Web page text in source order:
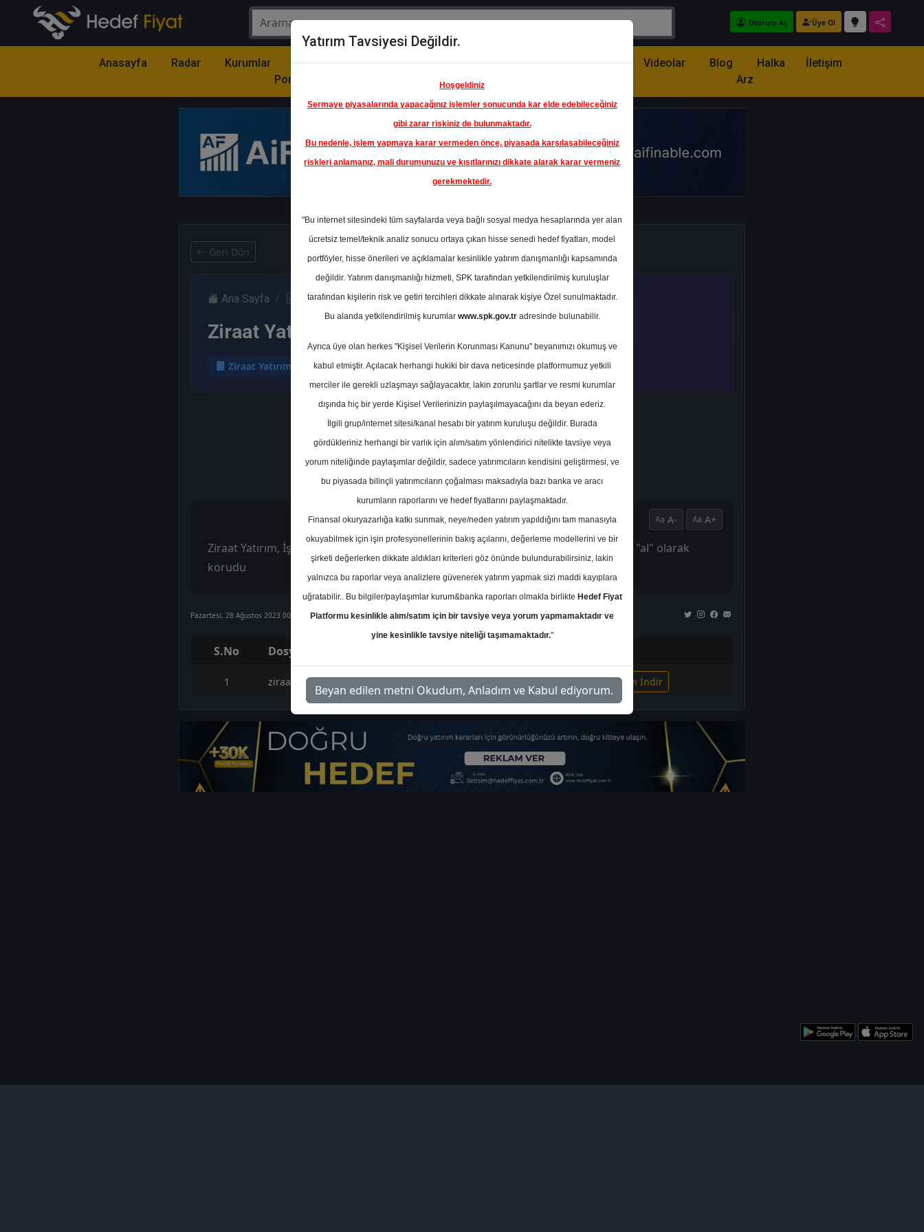
Oturum Aç Üye Ol
Anasayfa Radar Kurumlar
Model
Portföy
Hisse
Öne
Çıkanlar
Raporlar Partnerlerimiz Videolar Blog
Halka
Arz
İletişim
Geri Dön
Ana Sayfa Raporlar Ziraat Yatırım Rapor Detay
Ziraat Yatırım - İSGYO Raporu
Ziraat Yatırım 28 Ağustos 2023
A- A+
Ziraat Yatırım, İş GYO için hedef fiyatını 14,96 TL'den 23,8 TL'ye yükseltti, tavsiyesini "al" olarak
korudu
Pazartesi, 28 Ağustos 2023 00:00
S.No Dosya Adı
1 ziraat-isgyo-hedef-fiyat İlgili Dosyayı İndir
Yatırım Tavsiyesi Değildir.
Hoşgeldiniz
Sermaye piyasalarında yapacağınız işlemler sonucunda kar elde edebileceğiniz
gibi zarar riskiniz de bulunmaktadır.
Bu nedenle, işlem yapmaya karar vermeden önce, piyasada karşılaşabileceğiniz
riskleri anlamanız, mali durumunuzu ve kısıtlarınızı dikkate alarak karar vermeniz
gerekmektedir.
"Bu internet sitesindeki tüm sayfalarda veya bağlı sosyal medya hesaplarında yer alan
ücretsiz temel/teknik analiz sonucu ortaya çıkan hisse senedi hedef fiyatları, model
portföyler, hisse önerileri ve açıklamalar kesinlikle yatırım danışmanlığı kapsamında
değildir. Yatırım danışmanlığı hizmeti, SPK tarafından yetkilendirilmiş kuruluşlar
tarafından kişilerin risk ve getiri tercihleri dikkate alınarak kişiye Özel sunulmaktadır.
Bu alanda yetkilendirilmiş kurumlar www.spk.gov.tradresinde bulunabilir.
Ayrıca üye olan herkes "Kişisel Verilerin Korunması Kanunu" beyanımızı okumuş ve
kabul etmiştir. Açılacak herhangi hukiki bir dava neticesinde platformumuz yetkili
merciler ile gerekli uzlaşmayı sağlayacaktır, lakin zorunlu şartlar ve resmi kurumlar
dışında hiç bir yerde Kişisel Verilerinizin paylaşılmayacağını da beyan ederiz.
İlgili grup/internet sitesi/kanal hesabı bir yatırım kuruluşu değildir. Burada
gördükleriniz herhangi bir varlık için alım/satım yönlendirici nitelikte tavsiye veya
yorum niteliğinde paylaşımlar değildir, sadece yatırımcıların kendisini geliştirmesi, ve
bu piyasada bilinçli yatırımcıların çoğalması maksadıyla bazı banka ve aracı
kurumların raporlarını ve hedef fiyatlarını paylaşmaktadır.
Finansal okuryazarlığa katkı sunmak, neye/neden yatırım yapıldığını tam manasıyla
okuyabilmek için işin profesyonellerinin bakış açılarını, değerleme modellerini ve bir
şirketi değerlerken dikkate aldıkları kriterleri göz önünde bulundurabilirsiniz, lakin
yalnızca bu raporlar veya analizlere güvenerek yatırım yapmak sizi maddi kayıplara
uğratabilir.. Bu bilgiler/paylaşımlar kurum&banka raporları olmakla birlikte Hedef Fiyat
Platformu kesinlikle alım/satım için bir tavsiye veya yorum yapmamaktadır ve
yine kesinlikle tavsiye niteliği taşımamaktadır."
Beyan edilen metni Okudum, Anladım ve Kabul ediyorum.